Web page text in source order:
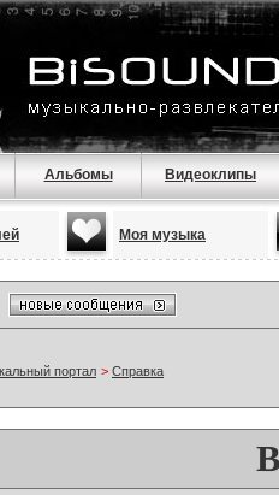
Альбомы Видеоклипы
Моя музыка
портал > Справка